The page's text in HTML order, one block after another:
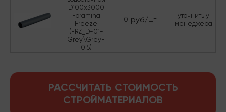
D100х3000
Foramina
Freeze
(FRZ_D-01-
Grey\Grey-
0.5)
0 руб/шт
уточнить у
менеджера
РАССЧИТАТЬ СТОИМОСТЬ
СТРОЙМАТЕРИАЛОВ